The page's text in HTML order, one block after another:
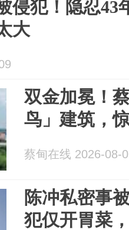
侵犯！隐忍43
大
双金加冕！
鸟」建筑，
蔡甸在线 2026-08-
陈冲私密事
犯仅开胃菜